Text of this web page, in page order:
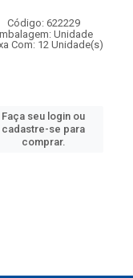
Código: 622229
Unidade
Com: 12 Unidade(s)
Faça seu login ou
cadastre-se para
comprar.